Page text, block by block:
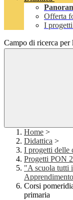
Offerta
I
Campo di ricerca per
Home >
Didattica >
I progetti delle
Progetti PON
"A scuola tutti
Corsi
primaria